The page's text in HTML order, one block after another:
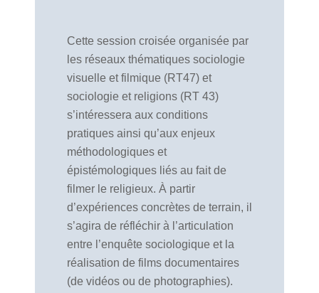
Cette session croisée organisée par
les réseaux thématiques sociologie
visuelle et filmique (RT47) et
sociologie et religions (RT 43)
s’intéressera aux conditions
pratiques ainsi qu’aux enjeux
méthodologiques et
épistémologiques liés au fait de
filmer le religieux. À partir
d’expériences concrètes de terrain, il
s’agira de réfléchir à l’articulation
entre l’enquête sociologique et la
réalisation de films documentaires
(de vidéos ou de photographies).